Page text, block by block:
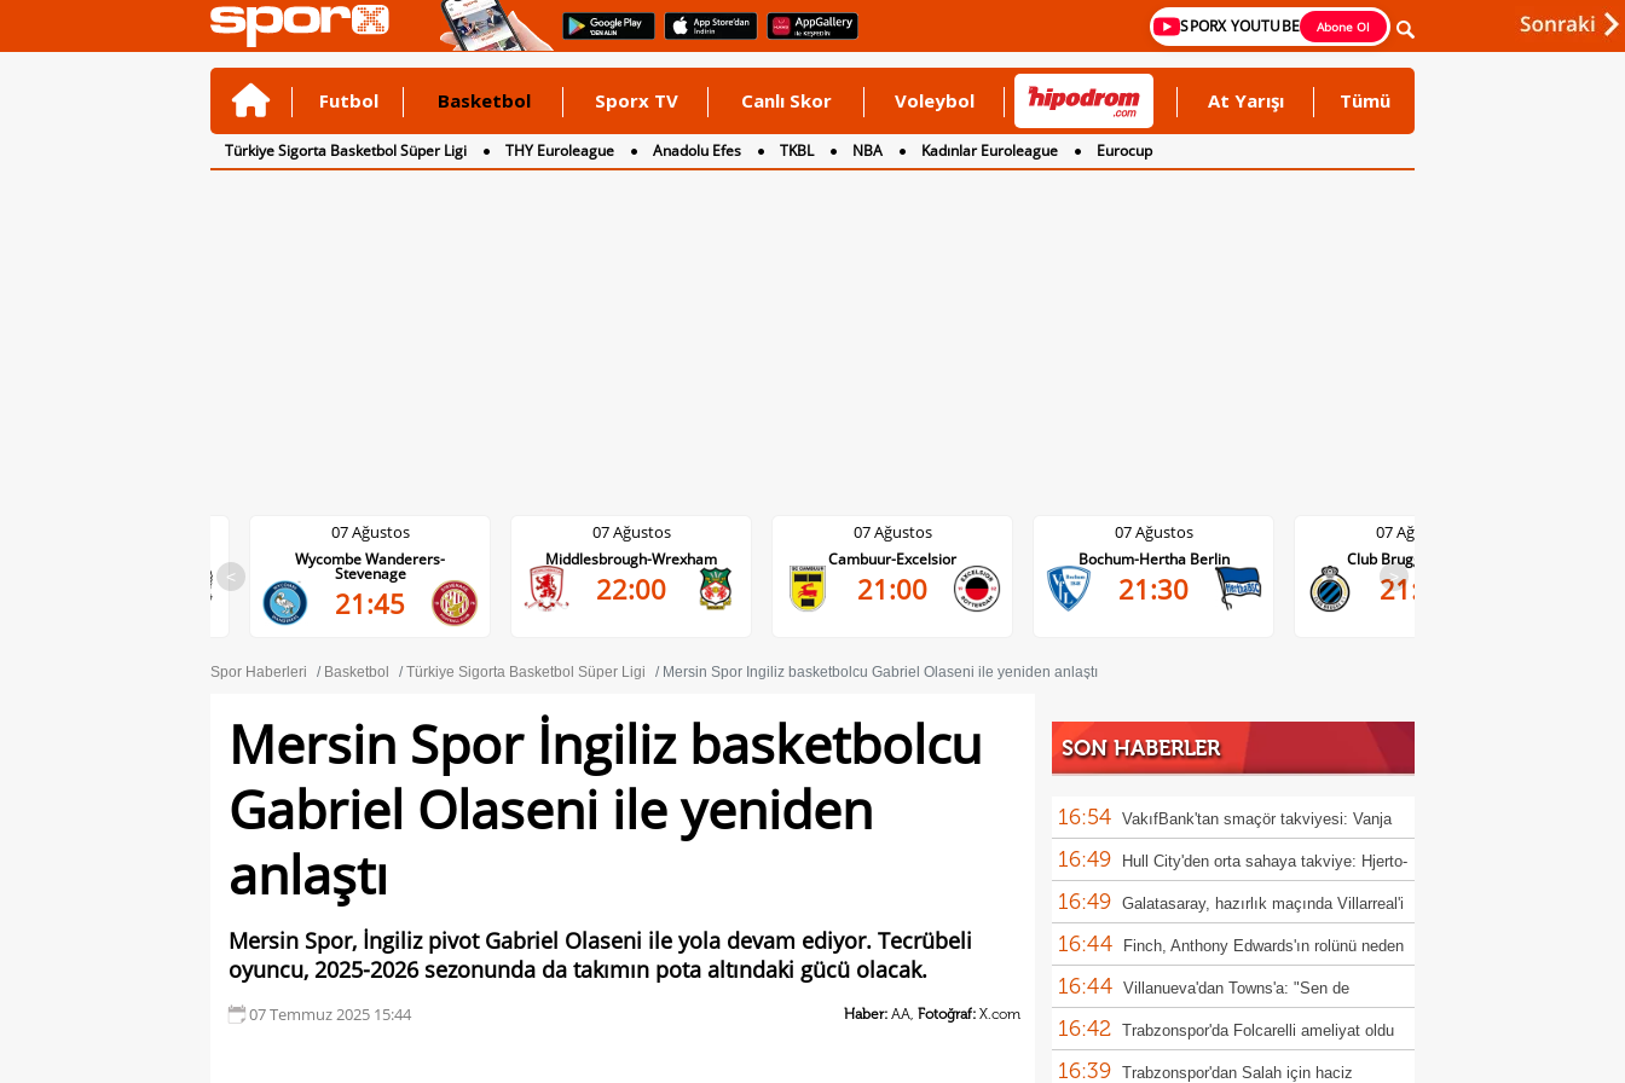
SPORX YOUTUBE Abone Ol
Futbol Basketbol Sporx TV Canlı Skor Voleybol At Yarışı Tümü
Türkiye Sigorta Basketbol Süper Ligi THY Euroleague Anadolu Efes TKBL NBA Kadınlar Euroleague Eurocup
<
07 Ağustos
Wycombe Wanderers-
Stevenage
21:45
07 Ağustos
Middlesbrough-Wrexham
22:00
07 Ağustos
Cambuur-Excelsior
21:00
07 Ağustos
Bochum-Hertha Berlin
21:30
07 Ağustos
Club Brugge-Kortrijk
21:45
>
Spor Haberleri Basketbol Türkiye Sigorta Basketbol Süper Ligi Mersin Spor İngiliz basketbolcu Gabriel Olaseni ile yeniden anlaştı
Mersin Spor İngiliz basketbolcu
Gabriel Olaseni ile yeniden
anlaştı
Mersin Spor, İngiliz pivot Gabriel Olaseni ile yola devam ediyor. Tecrübeli
oyuncu, 2025-2026 sezonunda da takımın pota altındaki gücü olacak.
07 Temmuz 2025 15:44 Haber: AA, Fotoğraf: X.com
SON HABERLER
16:54 VakıfBank'tan smaçör takviyesi: Vanja
Ivanovic kadroya katıldı
16:49 Hull City'den orta sahaya takviye: Hjerto-
Dahl imzayı attı
16:49 Galatasaray, hazırlık maçında Villarreal'i
konuk edecek
16:44 Finch, Anthony Edwards'ın rolünü neden
değiştirdiğini açıkladı
16:44 Villanueva'dan Towns'a: "Sen de
maaşında kesintiye git!"
16:42 Trabzonspor'da Folcarelli ameliyat oldu
16:39 Trabzonspor'dan Salah için haciz